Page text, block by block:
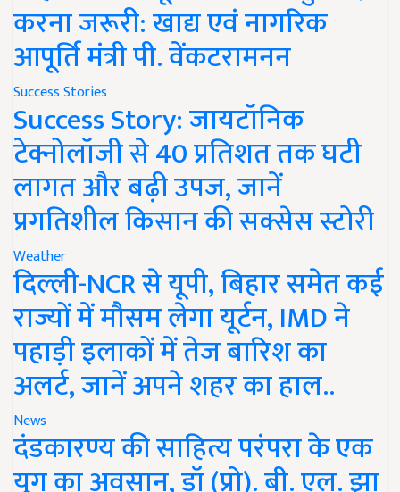
करना जरूरी: खाद्य एवं नागरिक
आपूर्ति मंत्री पी. वेंकटरामनन
Success Stories
Success Story: जायटॉनिक
टेक्नोलॉजी से 40 प्रतिशत तक घटी
लागत और बढ़ी उपज, जानें
प्रगतिशील किसान की सक्सेस स्टोरी
Weather
दिल्ली-NCR से यूपी, बिहार समेत कई
राज्यों में मौसम लेगा यूर्टन, IMD ने
पहाड़ी इलाकों में तेज बारिश का
अलर्ट, जानें अपने शहर का हाल..
News
दंडकारण्य की साहित्य परंपरा के एक
युग का अवसान, डॉ (प्रो). बी. एल. झा